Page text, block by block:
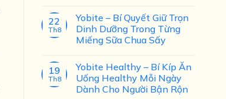
22
Th8
Yobite – Bí Quyết Giữ Trọn
Dinh Dưỡng Trong Từng
Miếng Sữa Chua Sấy
19
Th8
Yobite Healthy – Bí Kíp Ăn
Uống Healthy Mỗi Ngày
Dành Cho Người Bận Rộn